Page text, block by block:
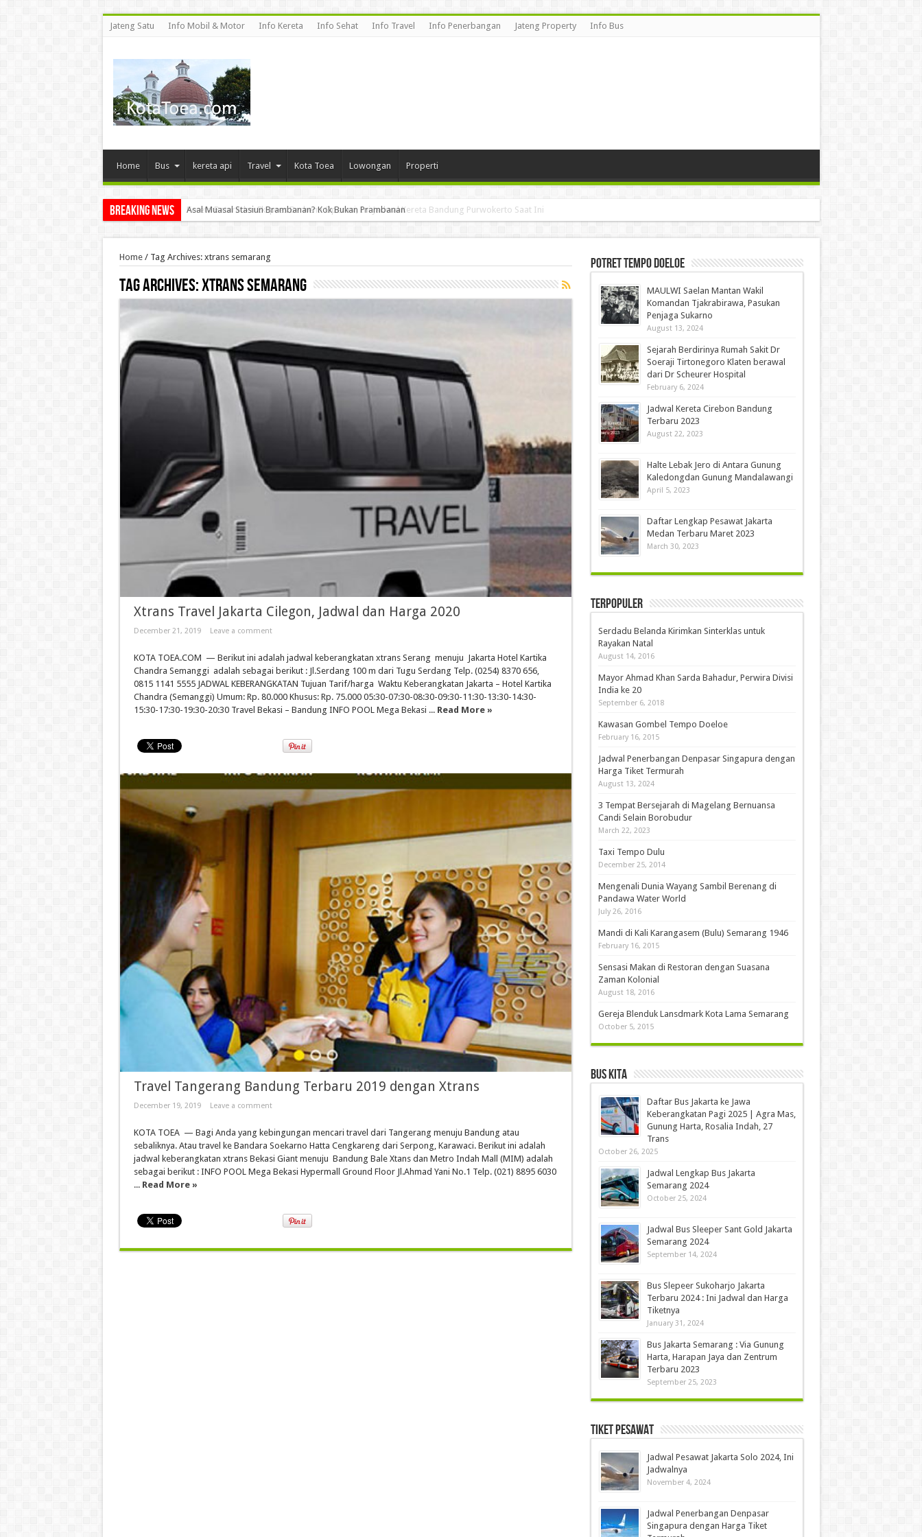
Jateng Satu Info Mobil & Motor Info Kereta Info Sehat Info Travel Info Penerbangan Jateng Property Info Bus
Home Bus kereta api Travel Kota Toea Lowongan Properti
Breaking News Kereta Baturaden Ekspres Berhenti Operasi, Ini Jadwal Kereta Bandung Purwokerto Saat Ini
Home/ Tag Archives: xtrans semarang
Tag Archives:xtrans semarang
Xtrans Travel Jakarta Cilegon, Jadwal dan Harga 2020
December 21, 2019 Leave a comment
KOTA TOEA.COM — Berikut ini adalah jadwal keberangkatan xtrans Serang menuju Jakarta Hotel Kartika
Chandra Semanggi adalah sebagai berikut : Jl.Serdang 100 m dari Tugu Serdang Telp. (0254) 8370 656,
0815 1141 5555 JADWAL KEBERANGKATAN Tujuan Tarif/harga Waktu Keberangkatan Jakarta – Hotel Kartika
Chandra (Semanggi) Umum: Rp. 80.000 Khusus: Rp. 75.000 05:30-07:30-08:30-09:30-11:30-13:30-14:30-
15:30-17:30-19:30-20:30 Travel Bekasi – Bandung INFO POOL Mega Bekasi ... Read More »
Travel Tangerang Bandung Terbaru 2019 dengan Xtrans
December 19, 2019 Leave a comment
KOTA TOEA — Bagi Anda yang kebingungan mencari travel dari Tangerang menuju Bandung atau
sebaliknya. Atau travel ke Bandara Soekarno Hatta Cengkareng dari Serpong, Karawaci. Berikut ini adalah
jadwal keberangkatan xtrans Bekasi Giant menuju Bandung Bale Xtans dan Metro Indah Mall (MIM) adalah
sebagai berikut : INFO POOL Mega Bekasi Hypermall Ground Floor Jl.Ahmad Yani No.1 Telp. (021) 8895 6030
... Read More »
Potret Tempo Doeloe
MAULWI Saelan Mantan Wakil
Komandan Tjakrabirawa, Pasukan
Penjaga Sukarno
August 13, 2024
Sejarah Berdirinya Rumah Sakit Dr
Soeraji Tirtonegoro Klaten berawal
dari Dr Scheurer Hospital
February 6, 2024
Jadwal Kereta Cirebon Bandung
Terbaru 2023
August 22, 2023
Halte Lebak Jero di Antara Gunung
Kaledongdan Gunung Mandalawangi
April 5, 2023
Daftar Lengkap Pesawat Jakarta
Medan Terbaru Maret 2023
March 30, 2023
Terpopuler
Serdadu Belanda Kirimkan Sinterklas untuk
Rayakan Natal
August 14, 2016
Mayor Ahmad Khan Sarda Bahadur, Perwira Divisi
India ke 20
September 6, 2018
Kawasan Gombel Tempo Doeloe
February 16, 2015
Jadwal Penerbangan Denpasar Singapura dengan
Harga Tiket Termurah
August 13, 2024
3 Tempat Bersejarah di Magelang Bernuansa
Candi Selain Borobudur
March 22, 2023
Taxi Tempo Dulu
December 25, 2014
Mengenali Dunia Wayang Sambil Berenang di
Pandawa Water World
July 26, 2016
Mandi di Kali Karangasem (Bulu) Semarang 1946
February 16, 2015
Sensasi Makan di Restoran dengan Suasana
Zaman Kolonial
August 18, 2016
Gereja Blenduk Lansdmark Kota Lama Semarang
October 5, 2015
Bus Kita
Daftar Bus Jakarta ke Jawa
Keberangkatan Pagi 2025 | Agra Mas,
Gunung Harta, Rosalia Indah, 27
Trans
October 26, 2025
Jadwal Lengkap Bus Jakarta
Semarang 2024
October 25, 2024
Jadwal Bus Sleeper Sant Gold Jakarta
Semarang 2024
September 14, 2024
Bus Slepeer Sukoharjo Jakarta
Terbaru 2024 : Ini Jadwal dan Harga
Tiketnya
January 31, 2024
Bus Jakarta Semarang : Via Gunung
Harta, Harapan Jaya dan Zentrum
Terbaru 2023
September 25, 2023
Tiket Pesawat
Jadwal Pesawat Jakarta Solo 2024, Ini
Jadwalnya
November 4, 2024
Jadwal Penerbangan Denpasar
Singapura dengan Harga Tiket